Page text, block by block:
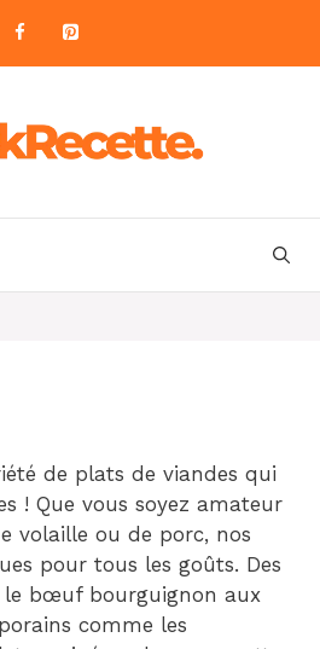
de plats de viandes qui
! Que vous soyez amateur
volaille ou de porc, nos
pour tous les goûts. Des
le bœuf bourguignon aux
comme les